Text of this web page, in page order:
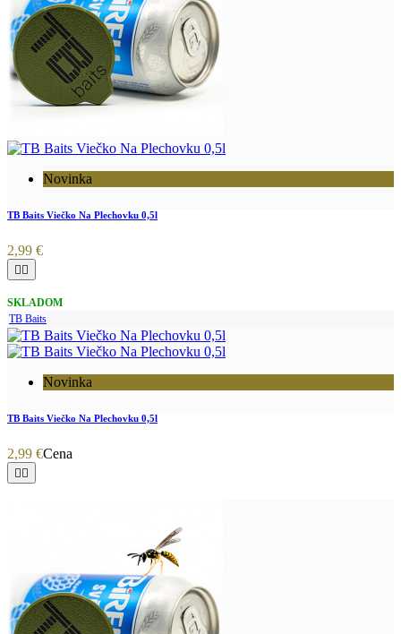
Novinka
TB Baits Viečko Na Plechovku 0,5l
2,99 €
 
SKLADOM
TB Baits
Novinka
TB Baits Viečko Na Plechovku 0,5l
2,99 €Cena
 